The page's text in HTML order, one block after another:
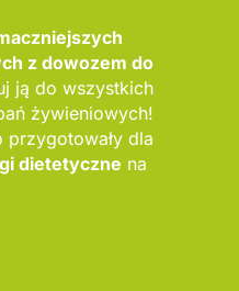
z dowozem do
ją do wszystkich
żywieniowych!
przygotowały dla
dietetyczne na